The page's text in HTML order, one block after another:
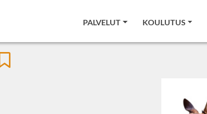
PALVELUT KOULUTUS